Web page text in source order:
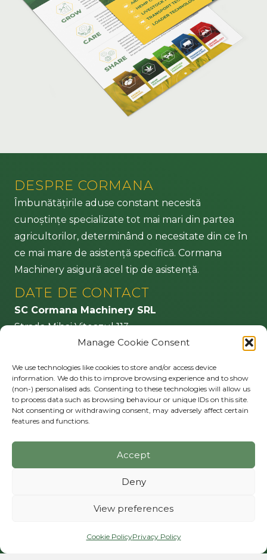
Manage Cookie Consent
We use technologies like cookies to store and/or access device
information. We do this to improve browsing experience and to show
(non-) personalised ads. Consenting to these technologies will allow us
to process data such as browsing behaviour or unique IDs on this site.
Not consenting or withdrawing consent, may adversely affect certain
features and functions.
Accept
Deny
View preferences
Cookie PolicyPrivacy Policy
DESPRE CORMANA
Îmbunătățirile aduse constant necesită
cunoștințe specializate tot mai mari din partea
agricultorilor, determinând o necesitate din ce în
ce mai mare de asistență specifică. Cormana
Machinery asigură acel tip de asistență.
DATE DE CONTACT
SC Cormana Machinery SRL
Strada Mihai Viteazul 113
555100 Agnita – jud. Sibiu
info@cormana.ro
URMĂRIȚI-NE